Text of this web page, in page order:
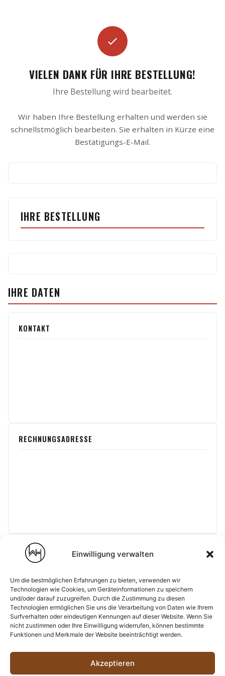
Einwilligung verwalten
Um die bestmöglichen Erfahrungen zu bieten, verwenden wir
Technologien wie Cookies, um Geräteinformationen zu speichern
und/oder darauf zuzugreifen. Durch die Zustimmung zu diesen
Technologien ermöglichen Sie uns die Verarbeitung von Daten wie Ihrem
Surfverhalten oder eindeutigen Kennungen auf dieser Website. Wenn Sie
nicht zustimmen oder Ihre Einwilligung widerrufen, können bestimmte
Funktionen und Merkmale der Website beeinträchtigt werden.
Akzeptieren
VIELEN DANK FÜR IHRE BESTELLUNG!
Ihre Bestellung wird bearbeitet.
Wir haben Ihre Bestellung erhalten und werden sie
schnellstmöglich bearbeiten. Sie erhalten in Kürze eine
Bestätigungs-E-Mail.
IHRE BESTELLUNG
IHRE DATEN
KONTAKT
RECHNUNGSADRESSE
FAHRZEUGDATEN
WEITER EINKAUFEN